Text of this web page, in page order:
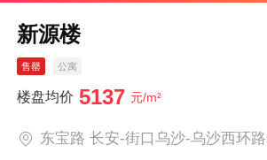
新源楼
售罄 公寓
楼盘均价 5137 元/m²
东宝路 长安-街口乌沙-乌沙西环